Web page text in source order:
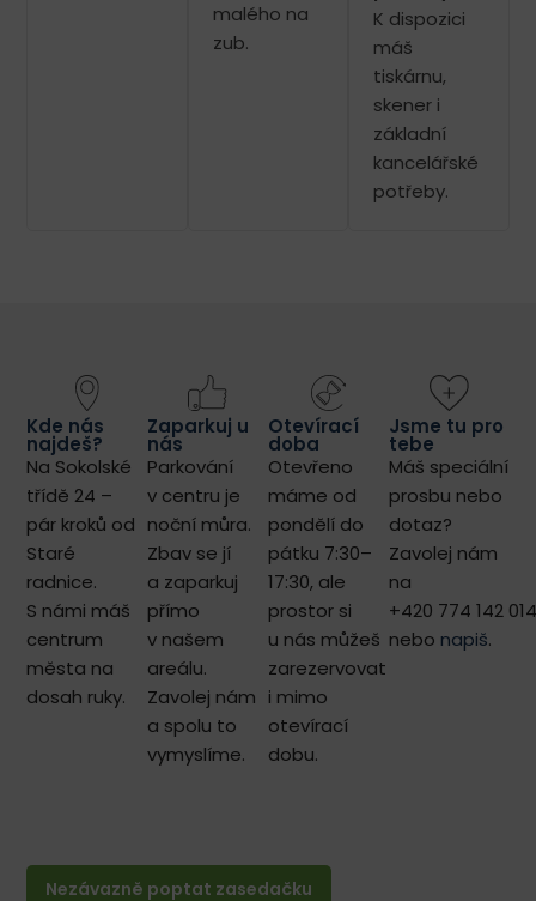
malého na
zub.
K dispozici
máš
tiskárnu,
skener i
základní
kancelářské
potřeby.
Kde nás
najdeš?
Na Sokolské
třídě 24 –
pár kroků od
Staré
radnice.
S námi máš
centrum
města na
dosah ruky.
Zaparkuj u
nás
Parkování
v centru je
noční můra.
Zbav se jí
a zaparkuj
přímo
v našem
areálu.
Zavolej nám
a spolu to
vymyslíme.
Otevírací
doba
Otevřeno
máme od
pondělí do
pátku 7:30–
17:30, ale
prostor si
u nás můžeš
zarezervovat
i mimo
otevírací
dobu.
Jsme tu pro
tebe
Máš speciální
prosbu nebo
dotaz?
Zavolej nám
na
+420 774 142 014
nebo napiš.
Nezávazně poptat zasedačku